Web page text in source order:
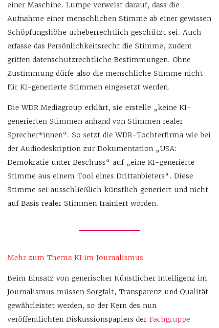
einer Maschine. Lumpe verweist darauf, dass die
Aufnahme einer menschlichen Stimme ab einer gewissen
Schöpfungshöhe urheberrechtlich geschützt sei. Auch
erfasse das Persönlichkeitsrecht die Stimme, zudem
griffen datenschutzrechtliche Bestimmungen. Ohne
Zustimmung dürfe also die menschliche Stimme nicht
für KI-generierte Stimmen eingesetzt werden.
Die WDR Mediagroup erklärt, sie erstelle „keine KI-
generierten Stimmen anhand von Stimmen realer
Sprecher*innen“. So setzt die WDR-Tochterfirma wie bei
der Audiodeskription zur Dokumentation „USA:
Demokratie unter Beschuss“ auf „eine KI-generierte
Stimme aus einem Tool eines Drittanbieters“. Diese
Stimme sei ausschließlich künstlich generiert und nicht
auf Basis realer Stimmen trainiert worden.
Mehr zum Thema KI im Journalismus
Beim Einsatz von generischer Künstlicher Intelligenz im
Journalismus müssen Sorgfalt, Transparenz und Qualität
gewährleistet werden, so der Kern des nun
veröffentlichten Diskussionspapiers der Fachgruppe